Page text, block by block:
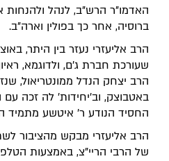
האדמו"ר הרש"ב, לנהל ולהנחות
ברוסיה, אחר כך בפולין וארה"ב.
הרב אליעזרי נעזר בין היתר,
שעורכת חברת ג'ם, ולדוגמא,
הרב יצחק הנדל ממונטריאול,
באטבוצק, וב'יחידות' לה זכה
החסיד הנודע ר' איטשע מתמיד
הרב אליעזרי מבקש מהציבור
של הרבי הריי"צ, באמצעות הטלפון 714-612-